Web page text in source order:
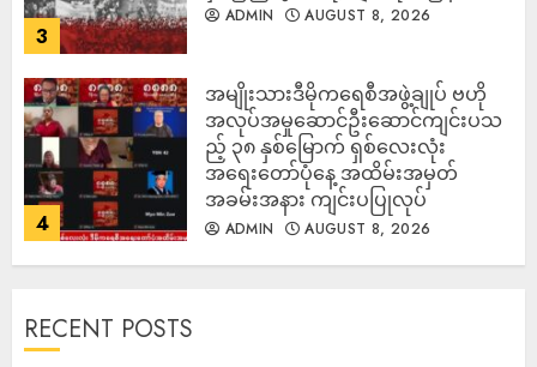
3
ADMIN AUGUST 8, 2026
4
အမျိုးသားဒီမိုကရေစီအဖွဲ့ချုပ် ဗဟို
အလုပ်အမှုဆောင်ဦးဆောင်ကျင်းပသ
ည့် ၃၈ နှစ်မြောက် ရှစ်လေးလုံး
အရေးတော်ပုံနေ့ အထိမ်းအမှတ်
အခမ်းအနား ကျင်းပပြုလုပ်
ADMIN AUGUST 8, 2026
RECENT POSTS